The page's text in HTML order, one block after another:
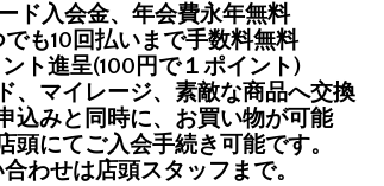
ド入会金、年会費永年無料
も10回払いまで手数料無料
ト進呈(100円で１ポイント)
、マイレージ、素敵な商品へ交換
込みと同時に、お買い物が可能
頭にてご入会手続き可能です。
わせは店頭スタッフまで。